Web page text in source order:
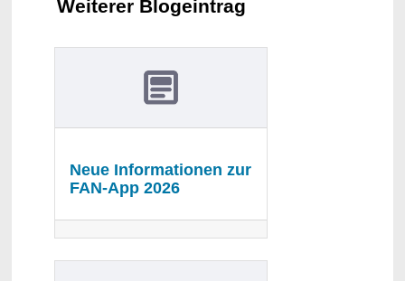
Weiterer Blogeintrag
Neue Informationen zur
FAN-App 2026